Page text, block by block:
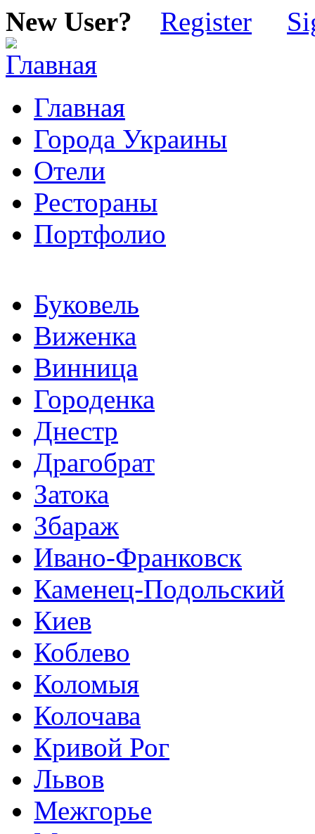
New User? Register
Главная
Города Украины
Отели
Рестораны
Портфолио
Буковель
Виженка
Винница
Городенка
Днестр
Драгобрат
Затока
Збараж
Ивано-Франковск
Каменец-Подольский
Киев
Коблево
Коломыя
Колочава
Кривой Рог
Львов
Межгорье